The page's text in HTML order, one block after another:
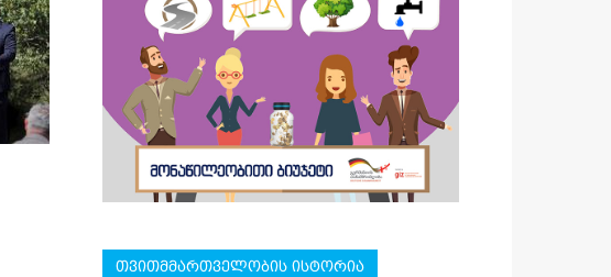
თვითმმართველობის ისტორია